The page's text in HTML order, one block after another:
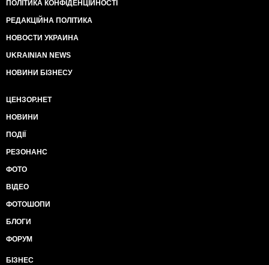
ПОЛІТИКА КОНФІДЕНЦІЙНОСТІ
РЕДАКЦІЙНА ПОЛІТИКА
НОВОСТИ УКРАИНА
UKRAINIAN NEWS
НОВИНИ БІЗНЕСУ
ЦЕНЗОР.НЕТ
НОВИНИ
ПОДІЇ
РЕЗОНАНС
ФОТО
ВІДЕО
ФОТОШОПИ
БЛОГИ
ФОРУМ
БІЗНЕС